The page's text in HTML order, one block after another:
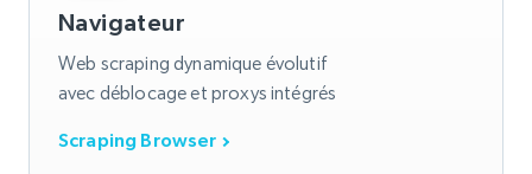
Navigateur
Web scraping dynamique évolutif
avec déblocage et proxys intégrés
Scraping Browser